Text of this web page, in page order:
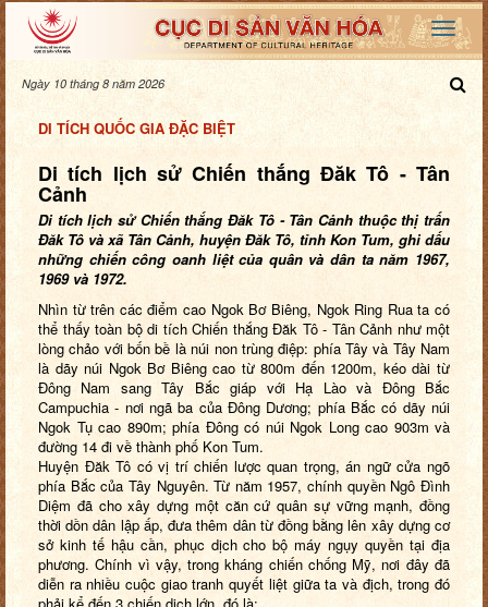
Ngày 10 tháng 8 năm 2026
DI TÍCH QUỐC GIA ĐẶC BIỆT
Di tích lịch sử Chiến thắng Đăk Tô - Tân
Cảnh
Di tích lịch sử Chiến thắng Đăk Tô - Tân Cảnh thuộc thị trấn
Đăk Tô và xã Tân Cảnh, huyện Đăk Tô, tỉnh Kon Tum, ghi dấu
những chiến công oanh liệt của quân và dân ta năm 1967,
1969 và 1972.
Nhìn từ trên các điểm cao Ngok Bơ Biêng, Ngok Ring Rua ta có
thể thấy toàn bộ di tích Chiến thắng Đăk Tô - Tân Cảnh như một
lòng chảo với bốn bề là núi non trùng điệp: phía Tây và Tây Nam
là dãy núi Ngok Bơ Biêng cao từ 800m đến 1200m, kéo dài từ
Đông Nam sang Tây Bắc giáp với Hạ Lào và Đông Bắc
Campuchia - nơi ngã ba của Đông Dương; phía Bắc có dãy núi
Ngok Tụ cao 890m; phía Đông có núi Ngok Long cao 903m và
đường 14 đi về thành phố Kon Tum.
Huyện Đăk Tô có vị trí chiến lược quan trọng, án ngữ cửa ngõ
phía Bắc của Tây Nguyên.Từ năm 1957, chính quyền Ngô Đình
Diệm đã cho xây dựng một căn cứ quân sự vững mạnh, đồng
thời dồn dân lập ấp, đưa thêm dân từ đồng bằng lên xây dựng cơ
sở kinh tế hậu cần, phục dịch cho bộ máy ngụy quyền tại địa
phương. Chính vì vậy, trong kháng chiến chống Mỹ, nơi đây đã
diễn ra nhiều cuộc giao tranh quyết liệt giữa ta và địch, trong đó